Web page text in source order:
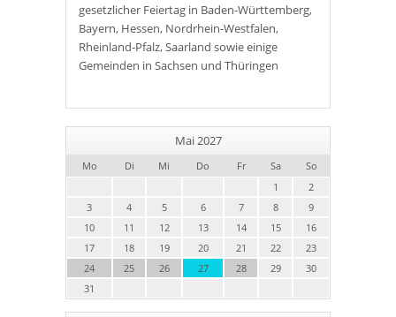
gesetzlicher Feiertag in Baden-Württemberg,
Bayern, Hessen, Nordrhein-Westfalen,
Rheinland-Pfalz, Saarland sowie einige
Gemeinden in Sachsen und Thüringen
Mai 2027
Mo Di Mi Do Fr Sa
So
1
2
3
4 5 6 7 8
9
10
11 12 13 14 15
16
17
18 19 20 21 22
23
24
25 26 27 28 29
30
31